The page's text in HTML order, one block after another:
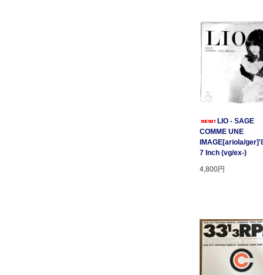
LIO - SAGE
COMME UNE
IMAGE[ariola/
7 Inch (vg/ex-)
4,800円